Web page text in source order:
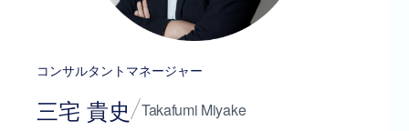
コンサルタントマネージャー
三宅 貴史 Takafumi Miyake